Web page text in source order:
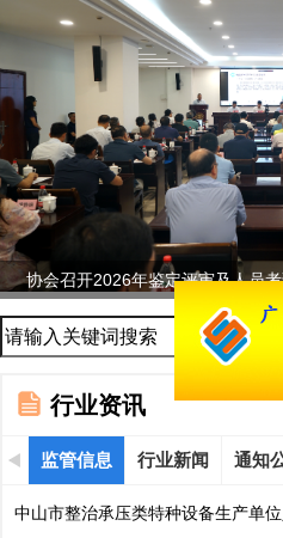
协会召开2026年鉴定评审及人员
行业资讯
监管信息 行业新闻 通知